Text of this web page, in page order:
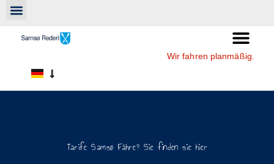
Wir fahren planmäßig.
Tarife Samsø Fähre? Sie finden sie hier